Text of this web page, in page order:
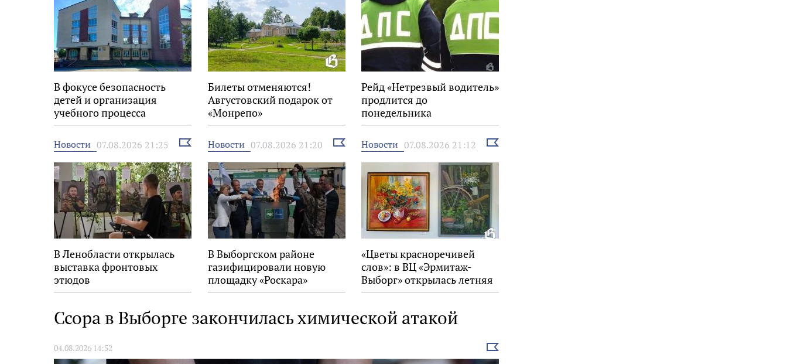
В фокусе безопасность
детей и организация
учебного процесса
Билеты отменяются!
Августовский подарок от
«Монрепо»
Рейд «Нетрезвый водитель»
продлится до
понедельника
Новости 07.08.2026 21:25
Выбрать
новость
В Ленобласти открылась
выставка фронтовых
этюдов
Новости 07.08.2026 21:20
Выбрать
новость
В Выборгском районе
газифицировали новую
площадку «Роскара»
Новости 07.08.2026 21:12
Выбрать
«Цветы красноречивей
слов»: в ВЦ «Эрмитаж-
Выборг» открылась летняя
выставка
Ссора в Выборге закончилась химической атакой
04.08.2026 14:52
Выбрать
новость